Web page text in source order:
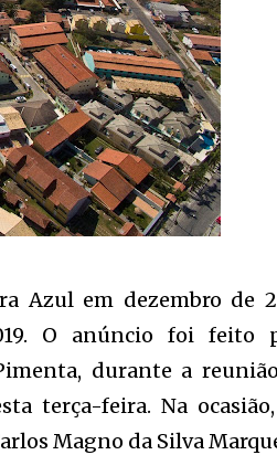
Azul em dezembro de
O anúncio foi feito
durante a
terça-feira. Na
Magno da Silva